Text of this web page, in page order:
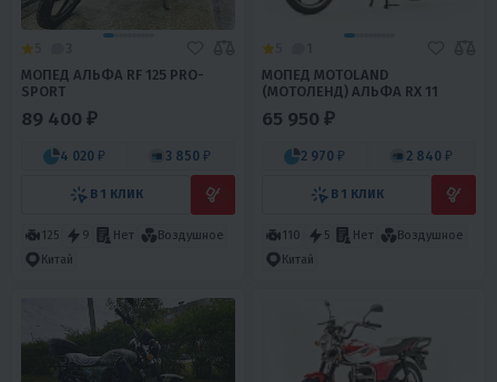
МОПЕД АЛЬФА RF 125 PRO-
SPORT
89 400 ₽
4 020 ₽ 3 850 ₽
В 1 КЛИК
125 9 Нет
Воздушное
Китай
МОПЕД MOTOLAND
(МОТОЛЕНД) АЛЬФА RX 11
65 950 ₽
2 970 ₽ 2 840 ₽
В 1 КЛИК
110 5 Нет
Воздушное
Китай